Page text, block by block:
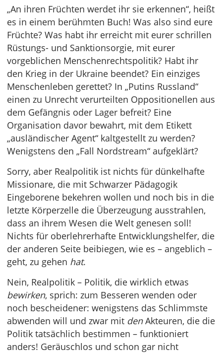
„An ihren Früchten werdet ihr sie erkennen“, heißt
es in einem berühmten Buch! Was also sind eure
Früchte? Was habt ihr erreicht mit eurer schrillen
Rüstungs- und Sanktionsorgie, mit eurer
vorgeblichen Menschenrechtspolitik? Habt ihr
den Krieg in der Ukraine beendet? Ein einziges
Menschenleben gerettet? In „Putins Russland“
einen zu Unrecht verurteilten Oppositionellen aus
dem Gefängnis oder Lager befreit? Eine
Organisation davor bewahrt, mit dem Etikett
„ausländischer Agent“ kaltgestellt zu werden?
Wenigstens den „Fall Nordstream“ aufgeklärt?
Sorry, aber Realpolitik ist nichts für dünkelhafte
Missionare, die mit Schwarzer Pädagogik
Eingeborene bekehren wollen und noch bis in die
letzte Körperzelle die Überzeugung ausstrahlen,
dass an ihrem Wesen die Welt genesen soll!
Nichts für oberlehrerhafte Entwicklungshelfer, die
der anderen Seite beibiegen, wie es – angeblich –
geht, zu gehen hat.
Nein, Realpolitik – Politik, die wirklich etwas
bewirken, sprich: zum Besseren wenden oder
noch bescheidener: wenigstens das Schlimmste
abwenden will und zwar mit denAkteuren, die die
Politik tatsächlich bestimmen – funktioniert
anders! Geräuschlos und schon gar nicht